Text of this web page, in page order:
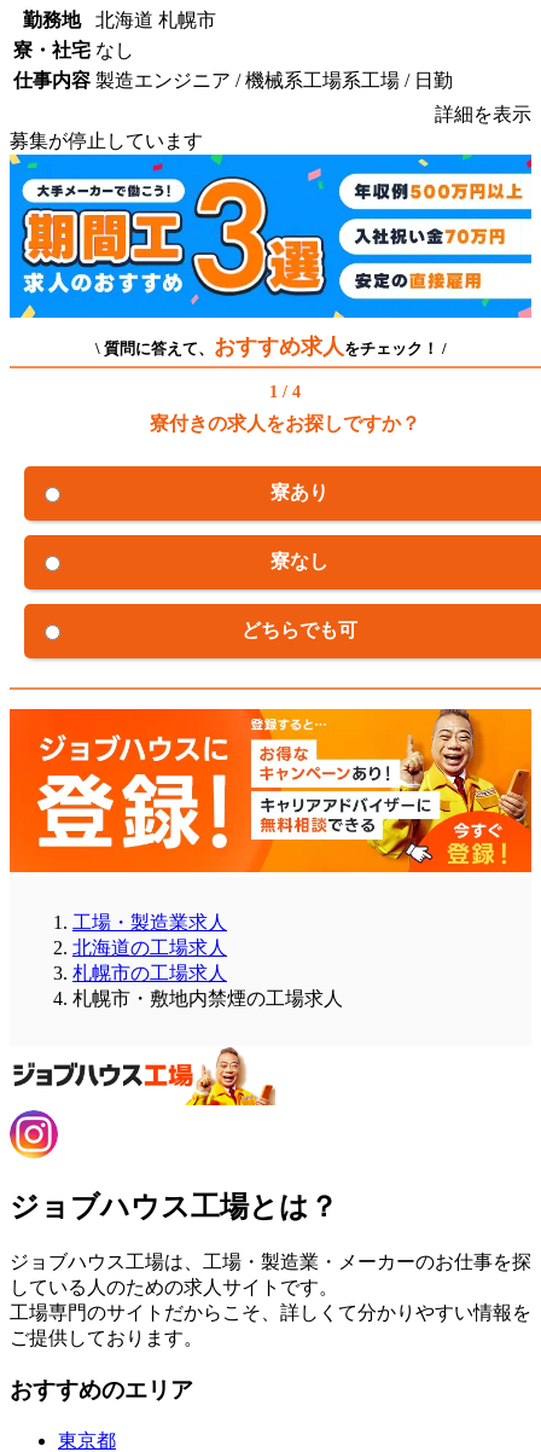
勤務地
北海道 札幌市
寮・社宅 なし
仕事内容 製造エンジニア / 機械系工場系工場 / 日勤
詳細を表示
募集が停止しています
\ 質問に答えて、 おすすめ求人 をチェック！ /
1 / 4
寮付きの求人をお探しですか？
寮あり
寮なし
どちらでも可
工場・製造業求人
北海道の工場求人
札幌市の工場求人
札幌市・敷地内禁煙の工場求人
ジョブハウス工場とは？
ジョブハウス工場は、工場・製造業・メーカーのお仕事を探
している人のための求人サイトです。
工場専門のサイトだからこそ、詳しくて分かりやすい情報を
ご提供しております。
おすすめのエリア
東京都